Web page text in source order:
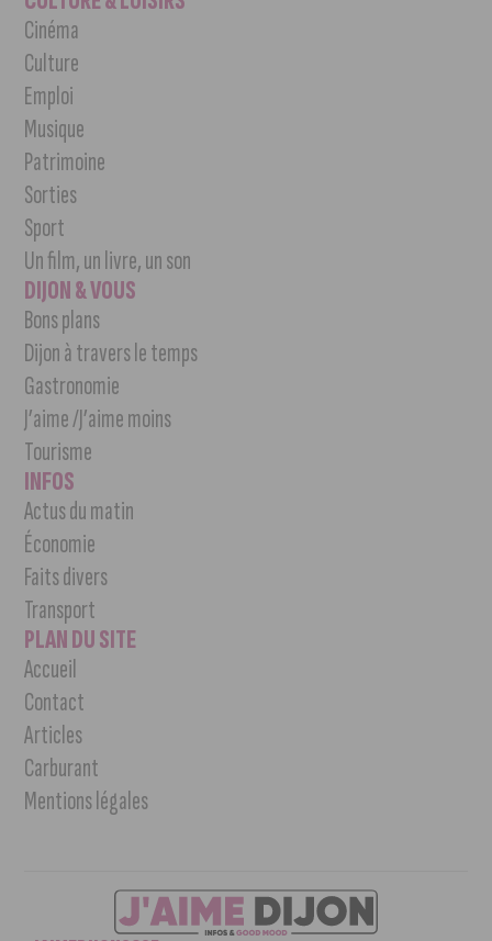
Cinéma
Culture
Emploi
Musique
Patrimoine
Sorties
Sport
Un film, un livre, un son
DIJON & VOUS
Bons plans
Dijon à travers le temps
Gastronomie
J’aime /J’aime moins
Tourisme
INFOS
Actus du matin
Économie
Faits divers
Transport
PLAN DU SITE
Accueil
Contact
Articles
Carburant
Mentions légales